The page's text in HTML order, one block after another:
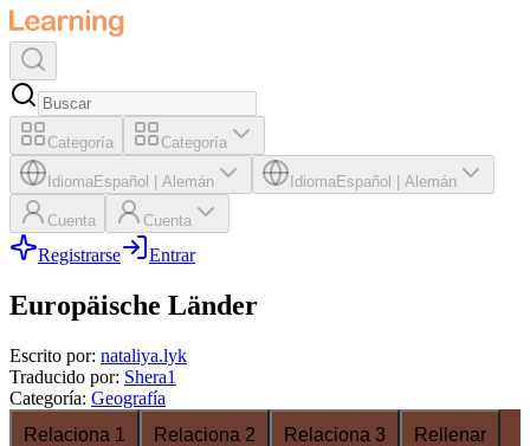
Categoría Categoría
IdiomaEspañol Alemán IdiomaEspañol Alemán
Cuenta Cuenta
Registrarse Entrar
Europäische Länder
Escrito por: nataliya.lyk
Traducido por: Shera1
Categoría: Geografía
Relaciona 1
Relaciona 2 Relaciona 3 Rellenar